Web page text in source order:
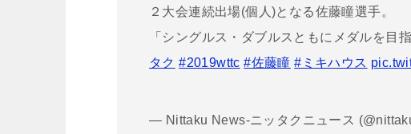
２大会連続出場(個人)となる佐藤瞳選手。
「シングルス・ダブルスともにメダルを目
タク #2019wttc #佐藤瞳 #ミキハウス
— Nittaku News-ニッタクニュース